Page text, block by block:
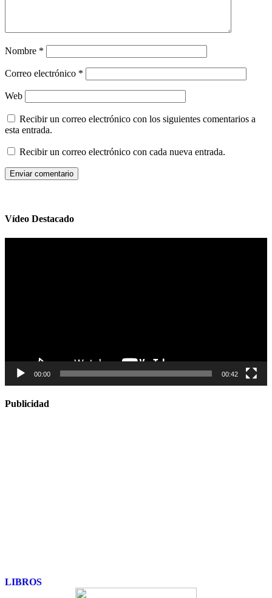
Nombre *
Correo electrónico *
Web
Recibir un correo electrónico con los siguientes comentarios a
esta entrada.
Recibir un correo electrónico con cada nueva entrada.
Vídeo Destacado
00:00 00:42
Publicidad
LIBROS